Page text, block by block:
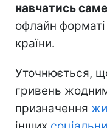
навчатись
офлайн форматі
країни.
Уточнюється,
гривень
призначення